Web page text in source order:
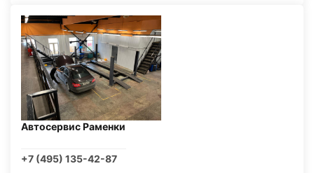
Автосервис Раменки
+7 (495) 135-42-87